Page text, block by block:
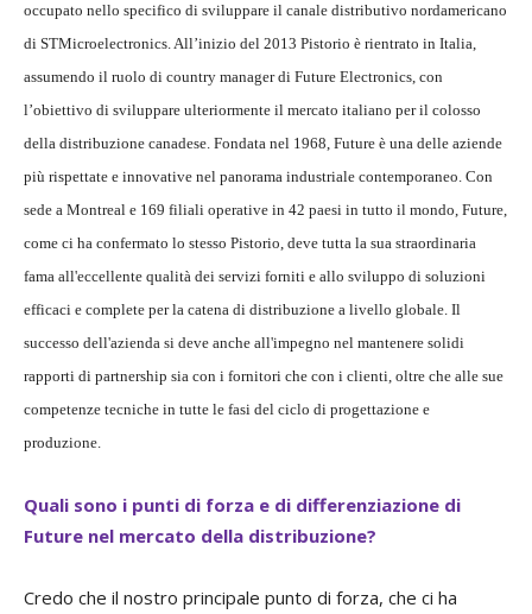
occupato nello specifico di sviluppare il canale distributivo nordamericano
di STMicroelectronics. All’inizio del 2013 Pistorio è rientrato in Italia,
assumendo il ruolo di country manager di Future Electronics, con
l’obiettivo di sviluppare ulteriormente il mercato italiano per il colosso
della distribuzione canadese. Fondata nel 1968, Future è una delle aziende
più rispettate e innovative nel panorama industriale contemporaneo. Con
sede a Montreal e 169 filiali operative in 42 paesi in tutto il mondo, Future,
come ci ha confermato lo stesso Pistorio, deve tutta la sua straordinaria
fama all'eccellente qualità dei servizi forniti e allo sviluppo di soluzioni
efficaci e complete per la catena di distribuzione a livello globale. Il
successo dell'azienda si deve anche all'impegno nel mantenere solidi
rapporti di partnership sia con i fornitori che con i clienti, oltre che alle sue
competenze tecniche in tutte le fasi del ciclo di progettazione e
produzione.
Quali sono i punti di forza e di differenziazione di
Future nel mercato della distribuzione?
Credo che il nostro principale punto di forza, che ci ha